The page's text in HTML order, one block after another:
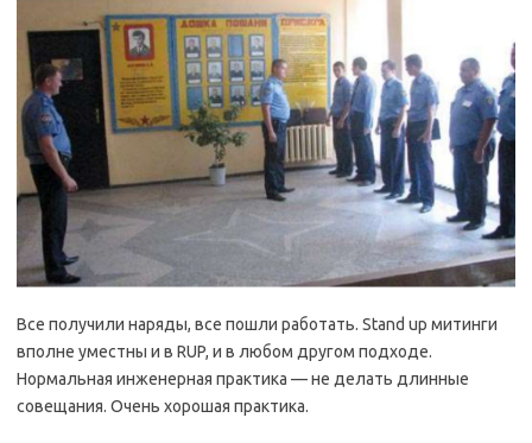
Все получили наряды, все пошли работать. Stand up митинги
вполне уместны и в RUP, и в любом другом подходе.
Нормальная инженерная практика — не делать длинные
совещания. Очень хорошая практика.